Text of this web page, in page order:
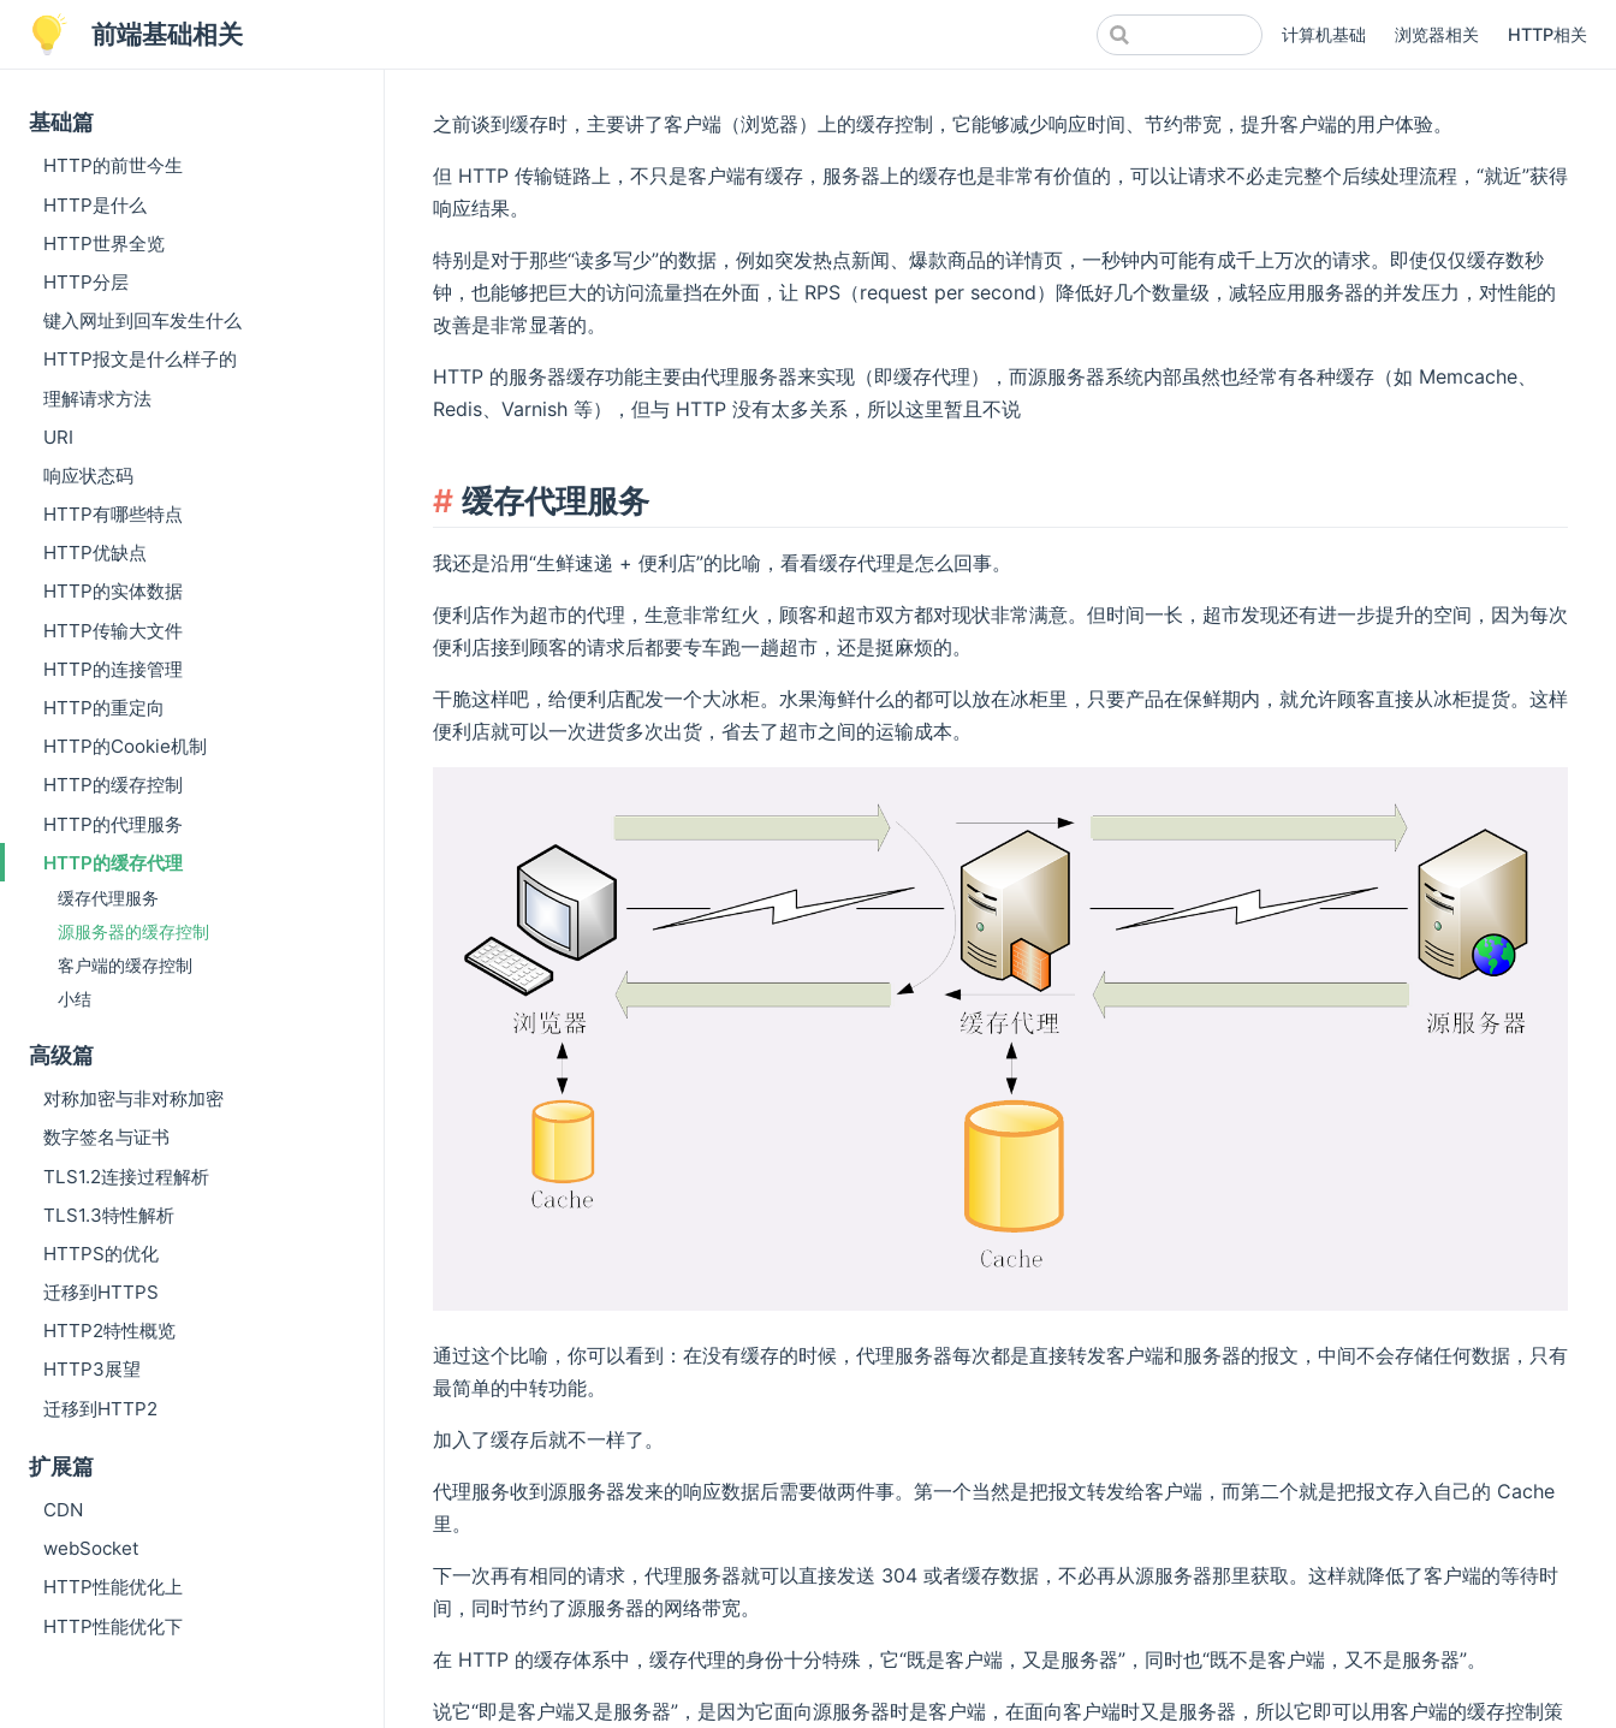
前端基础相关 计算机基础 浏览器相关 HTTP相关
基础篇
HTTP的前世今生
HTTP是什么
HTTP世界全览
HTTP分层
键入网址到回车发生什么
HTTP报文是什么样子的
理解请求方法
URI
响应状态码
HTTP有哪些特点
HTTP优缺点
HTTP的实体数据
HTTP传输大文件
HTTP的连接管理
HTTP的重定向
HTTP的Cookie机制
HTTP的缓存控制
HTTP的代理服务
HTTP的缓存代理
缓存代理服务
源服务器的缓存控制
客户端的缓存控制
小结
高级篇
对称加密与非对称加密
数字签名与证书
TLS1.2连接过程解析
TLS1.3特性解析
HTTPS的优化
迁移到HTTPS
HTTP2特性概览
HTTP3展望
迁移到HTTP2
扩展篇
CDN
webSocket
HTTP性能优化上
HTTP性能优化下
之前谈到缓存时，主要讲了客户端（浏览器）上的缓存控制，它能够减少响应时间、节约带宽，提升客户端的用户体验。
但 HTTP 传输链路上，不只是客户端有缓存，服务器上的缓存也是非常有价值的，可以让请求不必走完整个后续处理流程，“就近”获得
响应结果。
特别是对于那些“读多写少”的数据，例如突发热点新闻、爆款商品的详情页，一秒钟内可能有成千上万次的请求。即使仅仅缓存数秒
钟，也能够把巨大的访问流量挡在外面，让 RPS（request per second）降低好几个数量级，减轻应用服务器的并发压力，对性能的
改善是非常显著的。
HTTP 的服务器缓存功能主要由代理服务器来实现（即缓存代理），而源服务器系统内部虽然也经常有各种缓存（如 Memcache、
Redis、Varnish 等），但与 HTTP 没有太多关系，所以这里暂且不说
缓存代理服务
我还是沿用“生鲜速递 + 便利店”的比喻，看看缓存代理是怎么回事。
便利店作为超市的代理，生意非常红火，顾客和超市双方都对现状非常满意。但时间一长，超市发现还有进一步提升的空间，因为每次
便利店接到顾客的请求后都要专车跑一趟超市，还是挺麻烦的。
干脆这样吧，给便利店配发一个大冰柜。水果海鲜什么的都可以放在冰柜里，只要产品在保鲜期内，就允许顾客直接从冰柜提货。这样
便利店就可以一次进货多次出货，省去了超市之间的运输成本。
通过这个比喻，你可以看到：在没有缓存的时候，代理服务器每次都是直接转发客户端和服务器的报文，中间不会存储任何数据，只有
最简单的中转功能。
加入了缓存后就不一样了。
代理服务收到源服务器发来的响应数据后需要做两件事。第一个当然是把报文转发给客户端，而第二个就是把报文存入自己的 Cache
里。
下一次再有相同的请求，代理服务器就可以直接发送 304 或者缓存数据，不必再从源服务器那里获取。这样就降低了客户端的等待时
间，同时节约了源服务器的网络带宽。
在 HTTP 的缓存体系中，缓存代理的身份十分特殊，它“既是客户端，又是服务器”，同时也“既不是客户端，又不是服务器”。
说它“即是客户端又是服务器”，是因为它面向源服务器时是客户端，在面向客户端时又是服务器，所以它即可以用客户端的缓存控制策